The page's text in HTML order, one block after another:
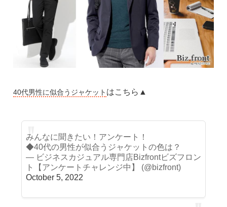
40代男性に似合うジャケット はこちら▲
みんなに聞きたい！アンケート！
◆40代の男性が似合うジャケットの色は？
— ビジネスカジュアル専門店Bizfrontビズフロン
ト【アンケートチャレンジ中】 (@bizfront)
October 5, 2022